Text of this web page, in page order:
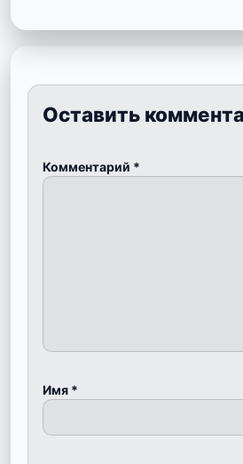
Оставить
Комментарий *
Имя *